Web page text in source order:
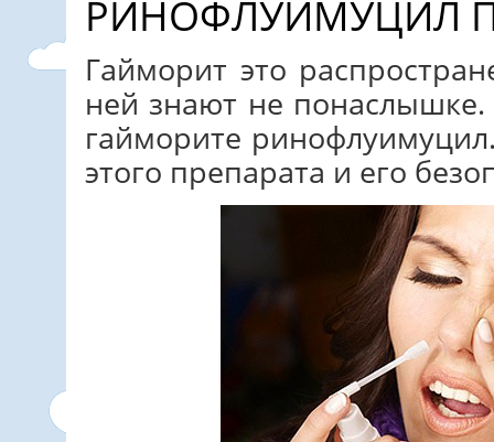
РИНОФЛУИМУЦИЛ
Гайморит это
ней знают не
гайморите
этого препарата и его